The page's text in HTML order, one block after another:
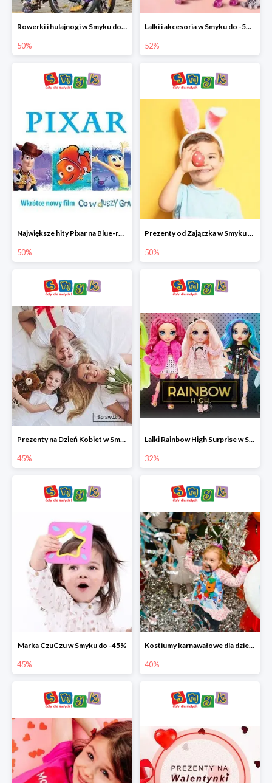
Rowerki i hulajnogi w Smyku do -50%
50%
Lalki i akcesoria w Smyku do -52%
52%
Największe hity Pixar na Blue-rey i DVD w Smyku - drugi film -50%
50%
Prezenty od Zajączka w Smyku do -50%
50%
Prezenty na Dzień Kobiet w Smyku do -45%
45%
Lalki Rainbow High Surprise w Smyku do -35%
32%
Marka CzuCzu w Smyku do -45%
45%
Kostiumy karnawałowe dla dzieci w Smyku do -40%
40%